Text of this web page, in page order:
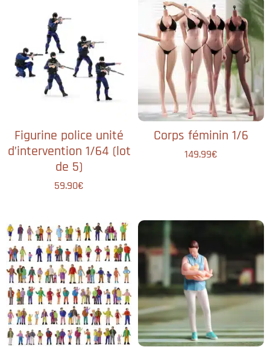
Figurine police unité
d’intervention 1/64 (lot
de 5)
59.90€
Corps féminin 1/6
149.99€